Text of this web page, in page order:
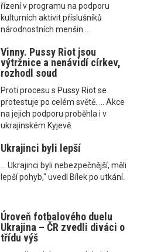
řízení v programu na podporu
kulturních aktivit příslušníků
národnostních menšin ...
Vinny. Pussy Riot jsou
výtržnice a nenávidí církev,
rozhodl soud
Proti procesu s Pussy Riot se
protestuje po celém světě. ... Akce
na jejich podporu proběhla i v
ukrajinském Kyjevě.
Ukrajinci byli lepší
... Ukrajinci byli nebezpečnější, měli
lepší pohyb," uvedl Bílek po utkání.
Úroveň fotbalového duelu
Ukrajina – ČR zvedli diváci o
třídu výš